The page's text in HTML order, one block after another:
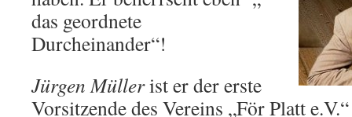
das geordnete
Durcheinander“!
Jürgen Müllerist er der erste
Vorsitzende des Vereins „För Platt